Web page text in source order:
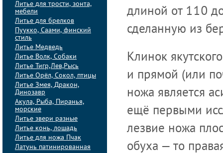
Литье для трости, зонта,
мебели
Литье для брелков
Пуукко, Саами, финский
стиль
Литье Медведь
Литье Волк, Собаки
Литье Тигр,Лев,Рысь
Литье Орёл, Сокол, птицы
Литье Змея, Дракон,
Динозавр
Акула, Рыба, Пиранья,
морские
Литье звери разные
Литье конь, лошадь
Литье для ножа Пчак
Латунь патинированная
длиной от 110
сделанную из
Клинок
и прямой (или
ножа является
ещё первыми
лезвие ножа
обуха — то